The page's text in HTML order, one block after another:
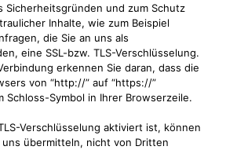
Sicherheitsgründen und zum Schutz
Inhalte, wie zum Beispiel
die Sie an uns als
eine SSL-bzw. TLS-Verschlüsselung.
erkennen Sie daran, dass die
von “http://” auf “https://”
Schloss-Symbol in Ihrer Browserzeile.
Verschlüsselung aktiviert ist, können
uns übermitteln, nicht von Dritten